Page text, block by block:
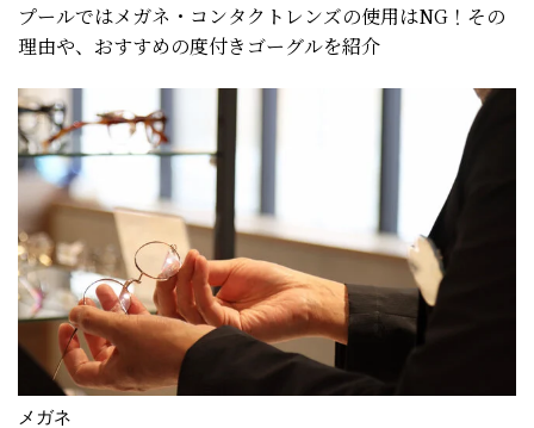
プールではメガネ・コンタクトレンズの使用はNG！その
理由や、おすすめの度付きゴーグルを紹介
メガネ